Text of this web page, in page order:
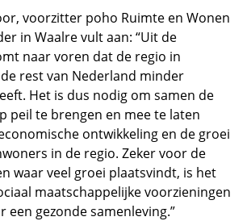
voorzitter poho Ruimte en Wonen
in Waalre vult aan: “Uit de
naar voren dat de regio in
rest van Nederland minder
Het is dus nodig om samen de
peil te brengen en mee te laten
ontwikkeling en de groei
in de regio. Zeker voor de
waar veel groei plaatsvindt, is het
maatschappelijke voorzieningen
een gezonde samenleving.”